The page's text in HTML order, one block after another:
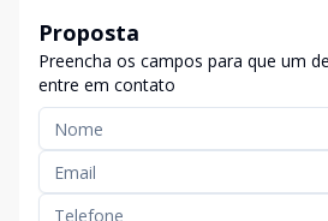
Proposta
Preencha os campos para que um
entre em contato